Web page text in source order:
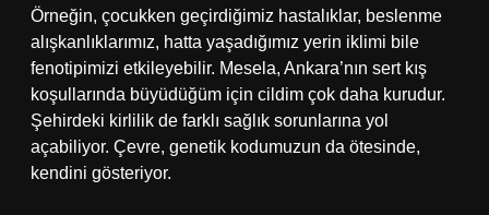
Örneğin, çocukken geçirdiğimiz hastalıklar, beslenme
alışkanlıklarımız, hatta yaşadığımız yerin iklimi bile
fenotipimizi etkileyebilir. Mesela, Ankara’nın sert kış
koşullarında büyüdüğüm için cildim çok daha kurudur.
Şehirdeki kirlilik de farklı sağlık sorunlarına yol
açabiliyor. Çevre, genetik kodumuzun da ötesinde,
kendini gösteriyor.